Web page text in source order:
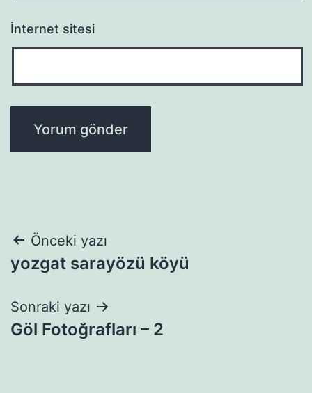
İnternet sitesi
Yazı
gezinmesi
Önceki yazı
yozgat sarayözü köyü
Sonraki yazı
Göl Fotoğrafları – 2